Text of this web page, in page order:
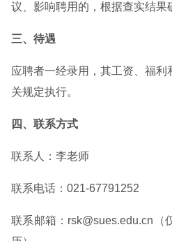
议、影响聘用的，根据查实结果
三、待遇
应聘者一经录用，其工资、福
关规定执行。
四、联系方式
联系人：李老师
联系电话：021-67791252
联系邮箱：rsk@sues.edu.cn（